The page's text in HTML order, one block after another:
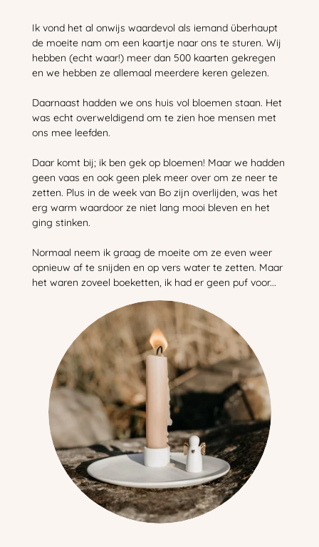
Ik vond het al onwijs waardevol als iemand überhaupt
de moeite nam om een kaartje naar ons te sturen. Wij
hebben (echt waar!) meer dan 500 kaarten gekregen
en we hebben ze allemaal meerdere keren gelezen.
Daarnaast hadden we ons huis vol bloemen staan. Het
was echt overweldigend om te zien hoe mensen met
ons mee leefden.
Daar komt bij; ik ben gek op bloemen! Maar we hadden
geen vaas en ook geen plek meer over om ze neer te
zetten. Plus in de week van Bo zijn overlijden, was het
erg warm waardoor ze niet lang mooi bleven en het
ging stinken.
Normaal neem ik graag de moeite om ze even weer
opnieuw af te snijden en op vers water te zetten. Maar
het waren zoveel boeketten, ik had er geen puf voor...